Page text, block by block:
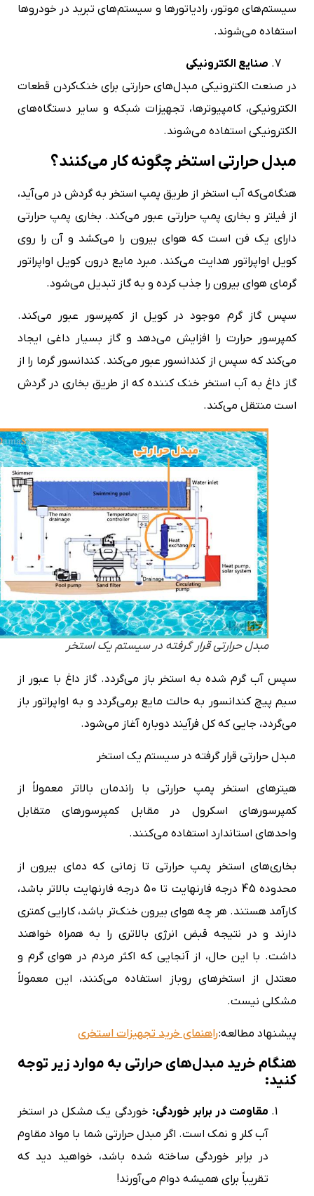
سیستم‌های موتور، رادیاتورها و سیستم‌های تبرید در خودروها
استفاده می‌شوند.
صنایع الکترونیکی
در صنعت الکترونیکی مبدل‌های حرارتی برای خنک‌کردن قطعات
الکترونیکی، کامپیوترها، تجهیزات شبکه و سایر دستگاه‌های
الکترونیکی استفاده می‌شوند.
مبدل حرارتی استخر چگونه کار می‌کنند؟
هنگامی‌که آب استخر از طریق پمپ استخر به گردش در می‌آید،
از فیلتر و بخاری پمپ حرارتی عبور می‌کند. بخاری پمپ حرارتی
دارای یک فن است که هوای بیرون را می‌کشد و آن را روی
کویل اواپراتور هدایت می‌کند. مبرد مایع درون کویل اواپراتور
گرمای هوای بیرون را جذب کرده و به گاز تبدیل می‌شود.
سپس گاز گرم موجود در کویل از کمپرسور عبور می‌کند.
کمپرسور حرارت را افزایش می‌دهد و گاز بسیار داغی ایجاد
می‌کند که سپس از کندانسور عبور می‌کند. کندانسور گرما را از
گاز داغ به آب استخر خنک کننده که از طریق بخاری در گردش
است منتقل می‌کند.
مبدل حرارتی قرار گرفته در سیستم یک استخر
سپس آب گرم شده به استخر باز می‌گردد. گاز داغ با عبور از
سیم پیچ کندانسور به حالت مایع برمی‌گردد و به اواپراتور باز
می‌گردد، جایی که کل فرآیند دوباره آغاز می‌شود.
مبدل حرارتی قرار گرفته در سیستم یک استخر
هیترهای استخر پمپ حرارتی با راندمان بالاتر معمولاً از
کمپرسورهای اسکرول در مقابل کمپرسورهای متقابل
واحدهای استاندارد استفاده می‌کنند.
بخاری‌های استخر پمپ حرارتی تا زمانی که دمای بیرون از
محدوده 45 درجه فارنهایت تا 50 درجه فارنهایت بالاتر باشد،
کارآمد هستند. هر چه هوای بیرون خنک‌تر باشد، کارایی کمتری
دارند و در نتیجه قبض انرژی بالاتری را به همراه خواهند
داشت. با این حال، از آنجایی که اکثر مردم در هوای گرم و
معتدل از استخرهای روباز استفاده می‌کنند، این معمولاً
مشکلی نیست.
پیشنهاد مطالعه:راهنمای خرید تجهیزات استخری
هنگام خرید مبدل‌های حرارتی به موارد زیر توجه
کنید:
مقاومت در برابر خوردگی: خوردگی یک مشکل در استخر
آب کلر و نمک است. اگر مبدل حرارتی شما با مواد مقاوم
در برابر خوردگی ساخته شده باشد، خواهید دید که
تقریباً برای همیشه دوام می‌آورند!